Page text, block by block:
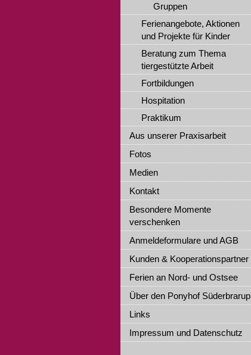
Gruppen
Ferienangebote, Aktionen
und Projekte für Kinder
Beratung zum Thema
tiergestützte Arbeit
Fortbildungen
Hospitation
Praktikum
Aus unserer Praxisarbeit
Fotos
Medien
Kontakt
Besondere Momente
verschenken
Anmeldeformulare und AGB
Kunden & Kooperationspartner
Ferien an Nord- und Ostsee
Über den Ponyhof Süderbrarup
Links
Impressum und Datenschutz